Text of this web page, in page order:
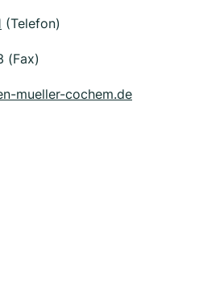
(Telefon)
(Fax)
mueller-cochem.de